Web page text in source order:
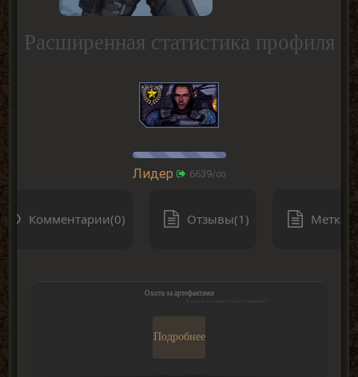
Расширенная статистика профиля
Лидер 6639/∞
Комментарии(0) Отзывы(1)
Охота за артефактами
Хочешь больше опыта и валюты?
Подробнее